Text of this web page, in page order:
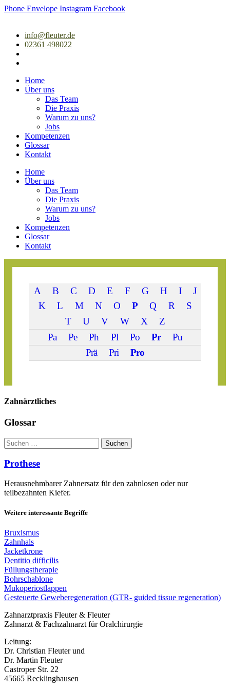
Zum
Phone Envelope Instagram Facebook
info@fleuter.de
02361 498022
Home
Über uns
Das Team
Die Praxis
Warum zu uns?
Jobs
Kompetenzen
Glossar
Kontakt
Home
Über uns
Das Team
Die Praxis
Warum zu uns?
Jobs
Kompetenzen
Glossar
Kontakt
A B C D E F G H I
J
K
L M N O P Q R
S
T
U V W X
Z
Pa
Pe Ph Pl Po Pr
Pu
Prä
Pri Pro
Zahn­ärztliches
Glossar
Suchen Suchen
Prothese
Herausnehmbarer Zahnersatz für den zahnlosen oder nur
teilbezahnten Kiefer.
Weitere interessante Begriffe
Bruxismus
Zahnhals
Jacketkrone
Dentitio difficilis
Füllungstherapie
Bohrschablone
Mukoperiostlappen
Gesteuerte Geweberegeneration (GTR- guided tissue regeneration)
Zahnarztpraxis Fleuter & Fleuter
Zahnarzt & Fachzahnarzt für Oralchirurgie
Leitung:
Dr. Christian Fleuter und
Dr. Martin Fleuter
Castroper Str. 22
45665 Recklinghausen